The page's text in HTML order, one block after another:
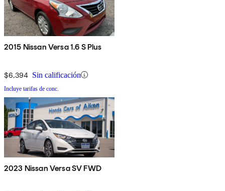
2015 Nissan Versa 1.6 S Plus
$6,394 Sin calificación
Incluye tarifas de conc.
2023 Nissan Versa SV FWD